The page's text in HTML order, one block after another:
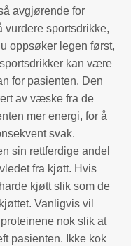
avgjørende for
vurdere sportsdrikke,
oppsøker legen først,
kan være
for pasienten. Den
av væske fra de
mer energi, for å
svak.
sin rettferdige andel
fra kjøtt. Hvis
kjøtt slik som de
Vanligvis vil
nok slik at
pasienten. Ikke kok